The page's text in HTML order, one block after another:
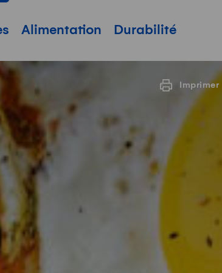
Alimentation Durabilité
Imprimer